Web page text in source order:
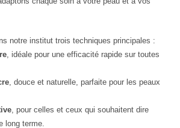
notre institut trois techniques principales :
, idéale pour une efficacité rapide sur toutes
, douce et naturelle, parfaite pour les peaux
, pour celles et ceux qui souhaitent dire
long terme.